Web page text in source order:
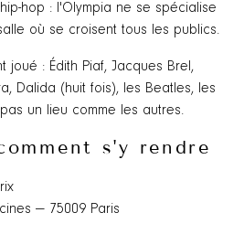
hop : l'Olympia ne se spécialise
où se croisent tous les publics.
joué : Édith Piaf, Jacques Brel,
Dalida (huit fois), les Beatles, les
un lieu comme les autres.
s'y rendre
— 75009 Paris